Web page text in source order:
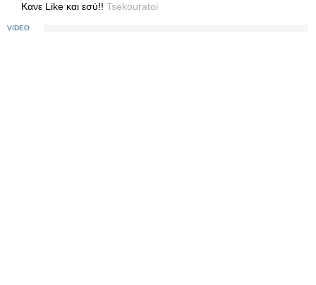
Κανε Like και εσύ!! Tsekouratoi
VIDEO